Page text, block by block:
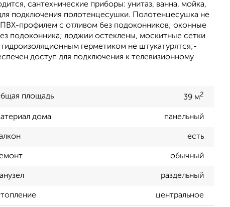
сантехнические приборы: унитаз, ванна, мойка,
подключения полотенцесушки. Полотенцесушка не
профилем с отливом без подоконников; оконные
подоконника; лоджии остеклены, москитные сетки
герметиком не штукатурятся;-
доступ для подключения к телевизионному
площадь 39 м2
дома панельный
есть
обычный
раздельный
центральное